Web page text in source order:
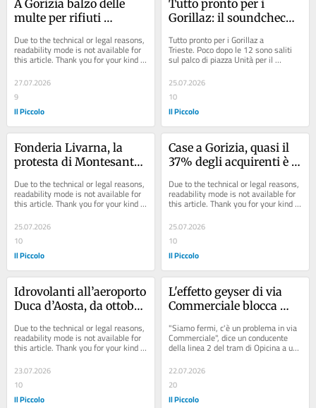
A Gorizia balzo delle
multe per rifiuti
cento in 2 anni
Due to the technical or legal reasons,
readability mode is not available for
this article. Thank you for your kind
27.07.2026
9
Il Piccolo
Tutto pronto per i
Gorillaz: il soundcheck
del concerto a Trieste
Tutto pronto per i Gorillaz a
Trieste. Poco dopo le 12 sono saliti
sul palco di piazza Unità per il
soundcheck prima del concerto di
sabato sera....
25.07.2026
10
Il Piccolo
Fonderia Livarna, la
protesta di Montesanto:
servono controlli tra
Italia e Slovenia»
Due to the technical or legal reasons,
readability mode is not available for
this article. Thank you for your kind
25.07.2026
10
Il Piccolo
Case a Gorizia, quasi il
37% degli acquirenti è
da sloveni e cantieri
Due to the technical or legal reasons,
readability mode is not available for
this article. Thank you for your kind
25.07.2026
10
Il Piccolo
Idrovolanti all’aeroporto
Duca d’Aosta, da ottobre
enti: «Non siamo
fermi»
Due to the technical or legal reasons,
readability mode is not available for
this article. Thank you for your kind
23.07.2026
10
Il Piccolo
L'effetto geyser di via
Commerciale blocca
"Siamo fermi, c'è un problema in via
Commerciale", dice un conducente
della linea 2 del tram di Opicina a un
passeggero che chiedeva...
22.07.2026
20
Il Piccolo